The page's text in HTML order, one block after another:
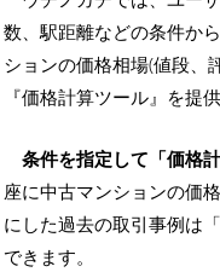
数、駅距離などの条件か
ションの価格相場(値段、
『価格計算ツール』を提
条件を指定して「価格
座に中古マンションの価
にした過去の取引事例は「
できます。